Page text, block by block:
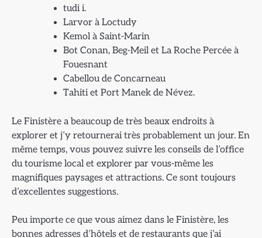
tudi i.
Larvor à Loctudy
Kemol à Saint-Marin
Bot Conan, Beg-Meil et La Roche Percée à
Fouesnant
Cabellou de Concarneau
Tahiti et Port Manek de Névez.
Le Finistère a beaucoup de très beaux endroits à
explorer et j’y retournerai très probablement un jour. En
même temps, vous pouvez suivre les conseils de l’office
du tourisme local et explorer par vous-même les
magnifiques paysages et attractions. Ce sont toujours
d’excellentes suggestions.
Peu importe ce que vous aimez dans le Finistère, les
bonnes adresses d’hôtels et de restaurants que j’ai